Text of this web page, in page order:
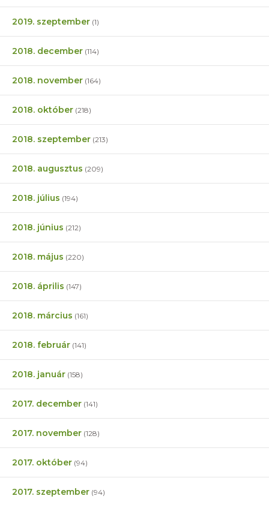
2019. szeptember (1)
2018. december (114)
2018. november (164)
2018. október (218)
2018. szeptember (213)
2018. augusztus (209)
2018. július (194)
2018. június (212)
2018. május (220)
2018. április (147)
2018. március (161)
2018. február (141)
2018. január (158)
2017. december (141)
2017. november (128)
2017. október (94)
2017. szeptember (94)